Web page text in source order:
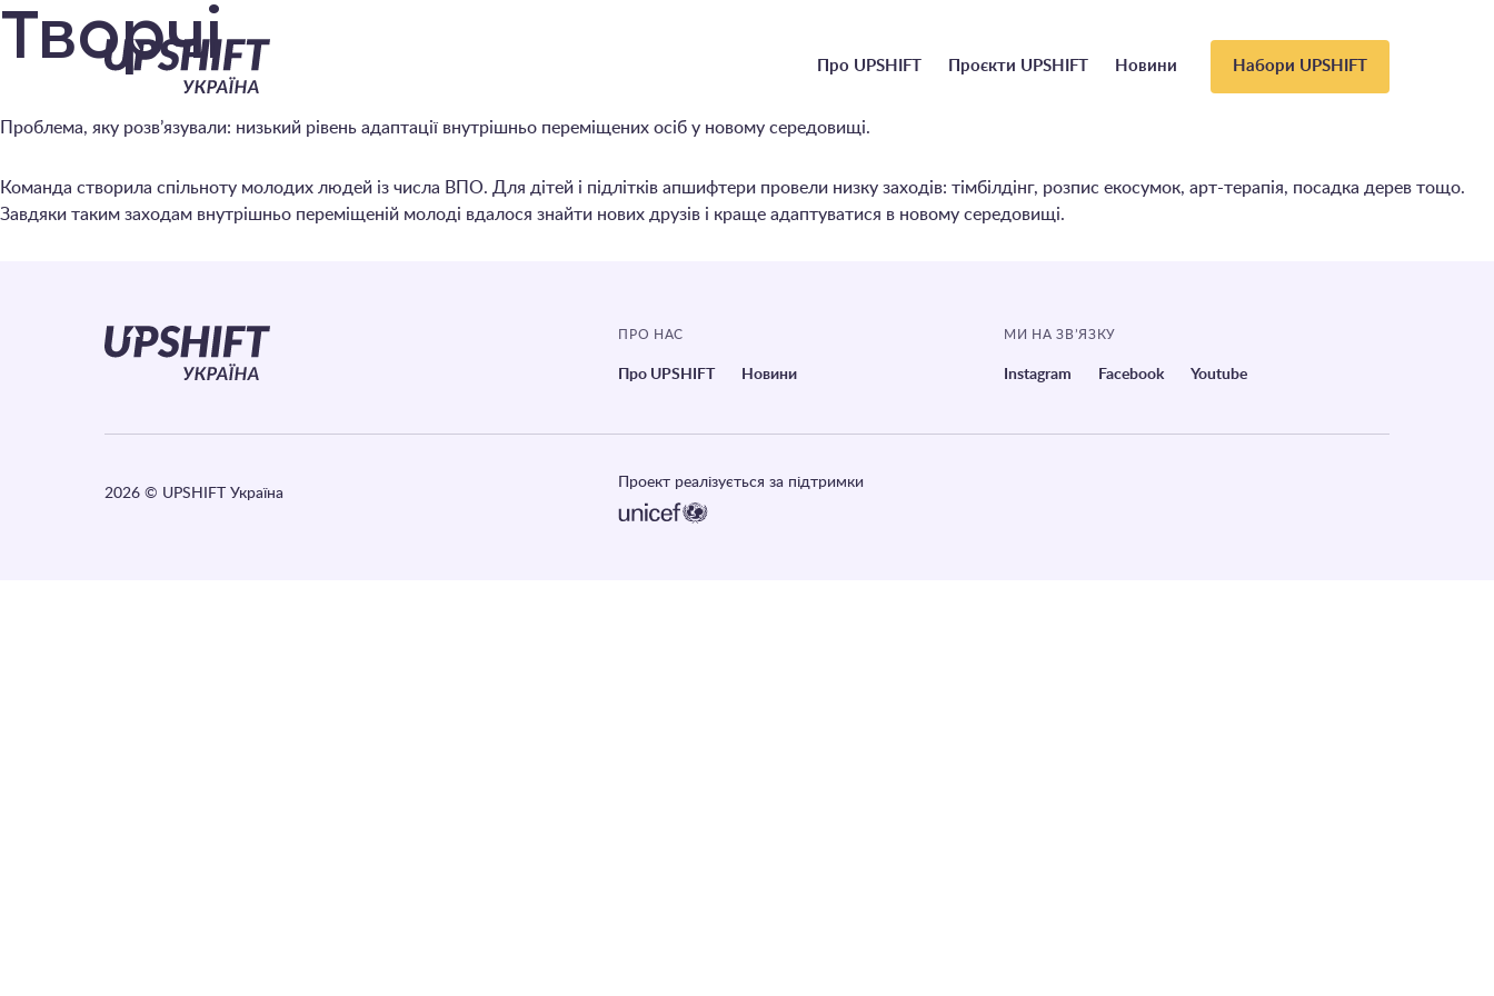
Upshift
–
Україна
Головне
Про UPSHIFT Проєкти UPSHIFT Новини Набори UPSHIFT
Творчі
Проблема, яку розв’язували: низький рівень адаптації внутрішньо переміщених осіб у новому середовищі.
Команда створила спільноту молодих людей із числа ВПО. Для дітей і підлітків апшифтери провели низку заходів: тімбілдінг, розпис екосумок, арт-терапія, посадка дерев тощо.
Завдяки таким заходам внутрішньо переміщеній молоді вдалося знайти нових друзів і краще адаптуватися в новому середовищі.
ПРО НАС
Про UPSHIFT Новини
МИ НА ЗВ’ЯЗКУ
Instagram Facebook Youtube
2026 © UPSHIFT Україна
Проект реалізується за підтримки